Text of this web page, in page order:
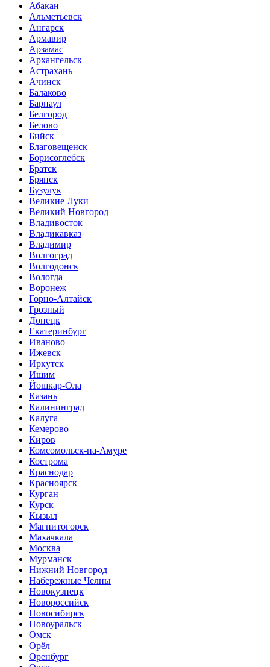
Абакан
Альметьевск
Ангарск
Армавир
Арзамас
Архангельск
Астрахань
Ачинск
Балаково
Барнаул
Белгород
Белово
Бийск
Благовещенск
Борисоглебск
Братск
Брянск
Бузулук
Великие Луки
Великий Новгород
Владивосток
Владикавказ
Владимир
Волгоград
Волгодонск
Вологда
Воронеж
Горно-Алтайск
Грозный
Донецк
Екатеринбург
Иваново
Ижевск
Иркутск
Ишим
Йошкар-Ола
Казань
Калининград
Калуга
Кемерово
Киров
Комсомольск-на-Амуре
Кострома
Краснодар
Красноярск
Курган
Курск
Кызыл
Магнитогорск
Махачкала
Москва
Мурманск
Нижний Новгород
Набережные Челны
Новокузнецк
Новороссийск
Новосибирск
Новоуральск
Омск
Орёл
Оренбург